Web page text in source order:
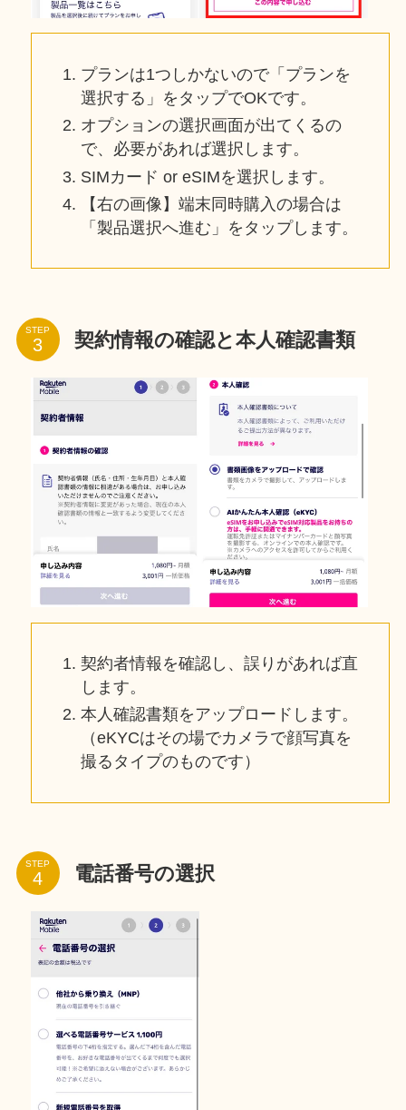
プランは1つしかないので「プランを
選択する」をタップでOKです。
オプションの選択画面が出てくるの
で、必要があれば選択します。
SIMカード or eSIMを選択します。
【右の画像】端末同時購入の場合は
「製品選択へ進む」をタップします。
STEP 契約情報の確認と本人確認書類
契約者情報を確認し、誤りがあれば直
します。
本人確認書類をアップロードします。
（eKYCはその場でカメラで顔写真を
撮るタイプのものです）
STEP 電話番号の選択